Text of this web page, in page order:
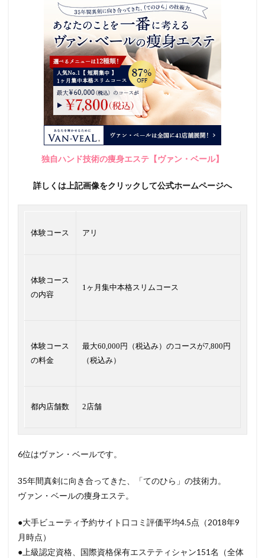
独自ハンド技術の痩身エステ【ヴァン・ベール】
詳しくは上記画像をクリックして公式ホームページへ
体験コース アリ
体験コース
の内容
1ヶ月集中本格スリムコース
体験コース
の料金
最大60,000円（税込み）のコースが7,800円
（税込み）
都内店舗数 2店舗
6位はヴァン・ベールです。
35年間真剣に向き合ってきた、「てのひら」の技術力。
ヴァン・ベールの痩身エステ。
●大手ビューティ予約サイト口コミ評価平均4.5点（2018年9
月時点）
●上級認定資格、国際資格保有エステティシャン151名（全体